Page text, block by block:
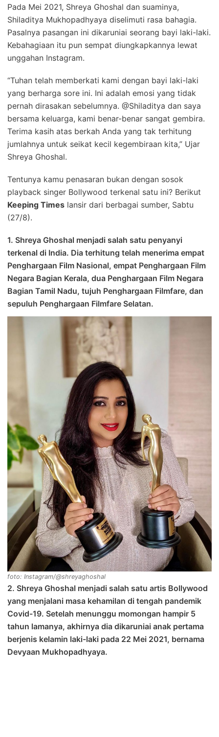
Pada Mei 2021, Shreya Ghoshal dan suaminya,
Shiladitya Mukhopadhyaya diselimuti rasa bahagia.
Pasalnya pasangan ini dikaruniai seorang bayi laki-laki.
Kebahagiaan itu pun sempat diungkapkannya lewat
unggahan Instagram.
“Tuhan telah memberkati kami dengan bayi laki-laki
yang berharga sore ini. Ini adalah emosi yang tidak
pernah dirasakan sebelumnya. @Shiladitya dan saya
bersama keluarga, kami benar-benar sangat gembira.
Terima kasih atas berkah Anda yang tak terhitung
jumlahnya untuk seikat kecil kegembiraan kita,” Ujar
Shreya Ghoshal.
Tentunya kamu penasaran bukan dengan sosok
playback singer Bollywood terkenal satu ini? Berikut
Keeping Times lansir dari berbagai sumber, Sabtu
(27/8).
1. Shreya Ghoshal menjadi salah satu penyanyi
terkenal di India. Dia terhitung telah menerima empat
Penghargaan Film Nasional, empat Penghargaan Film
Negara Bagian Kerala, dua Penghargaan Film Negara
Bagian Tamil Nadu, tujuh Penghargaan Filmfare, dan
sepuluh Penghargaan Filmfare Selatan.
foto: Instagram/@shreyaghoshal
2. Shreya Ghoshal menjadi salah satu artis Bollywood
yang menjalani masa kehamilan di tengah pandemik
Covid-19. Setelah menunggu momongan hampir 5
tahun lamanya, akhirnya dia dikaruniai anak pertama
berjenis kelamin laki-laki pada 22 Mei 2021, bernama
Devyaan Mukhopadhyaya.